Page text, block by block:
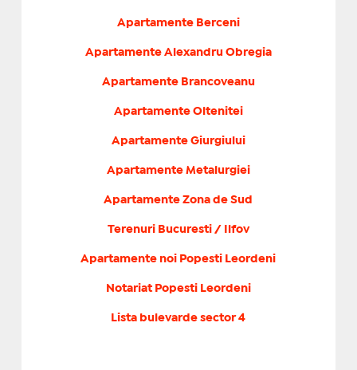
Apartamente Berceni
Apartamente Alexandru Obregia
Apartamente Brancoveanu
Apartamente Oltenitei
Apartamente Giurgiului
Apartamente Metalurgiei
Apartamente Zona de Sud
Terenuri Bucuresti / Ilfov
Apartamente noi Popesti Leordeni
Notariat Popesti Leordeni
Lista bulevarde sector 4